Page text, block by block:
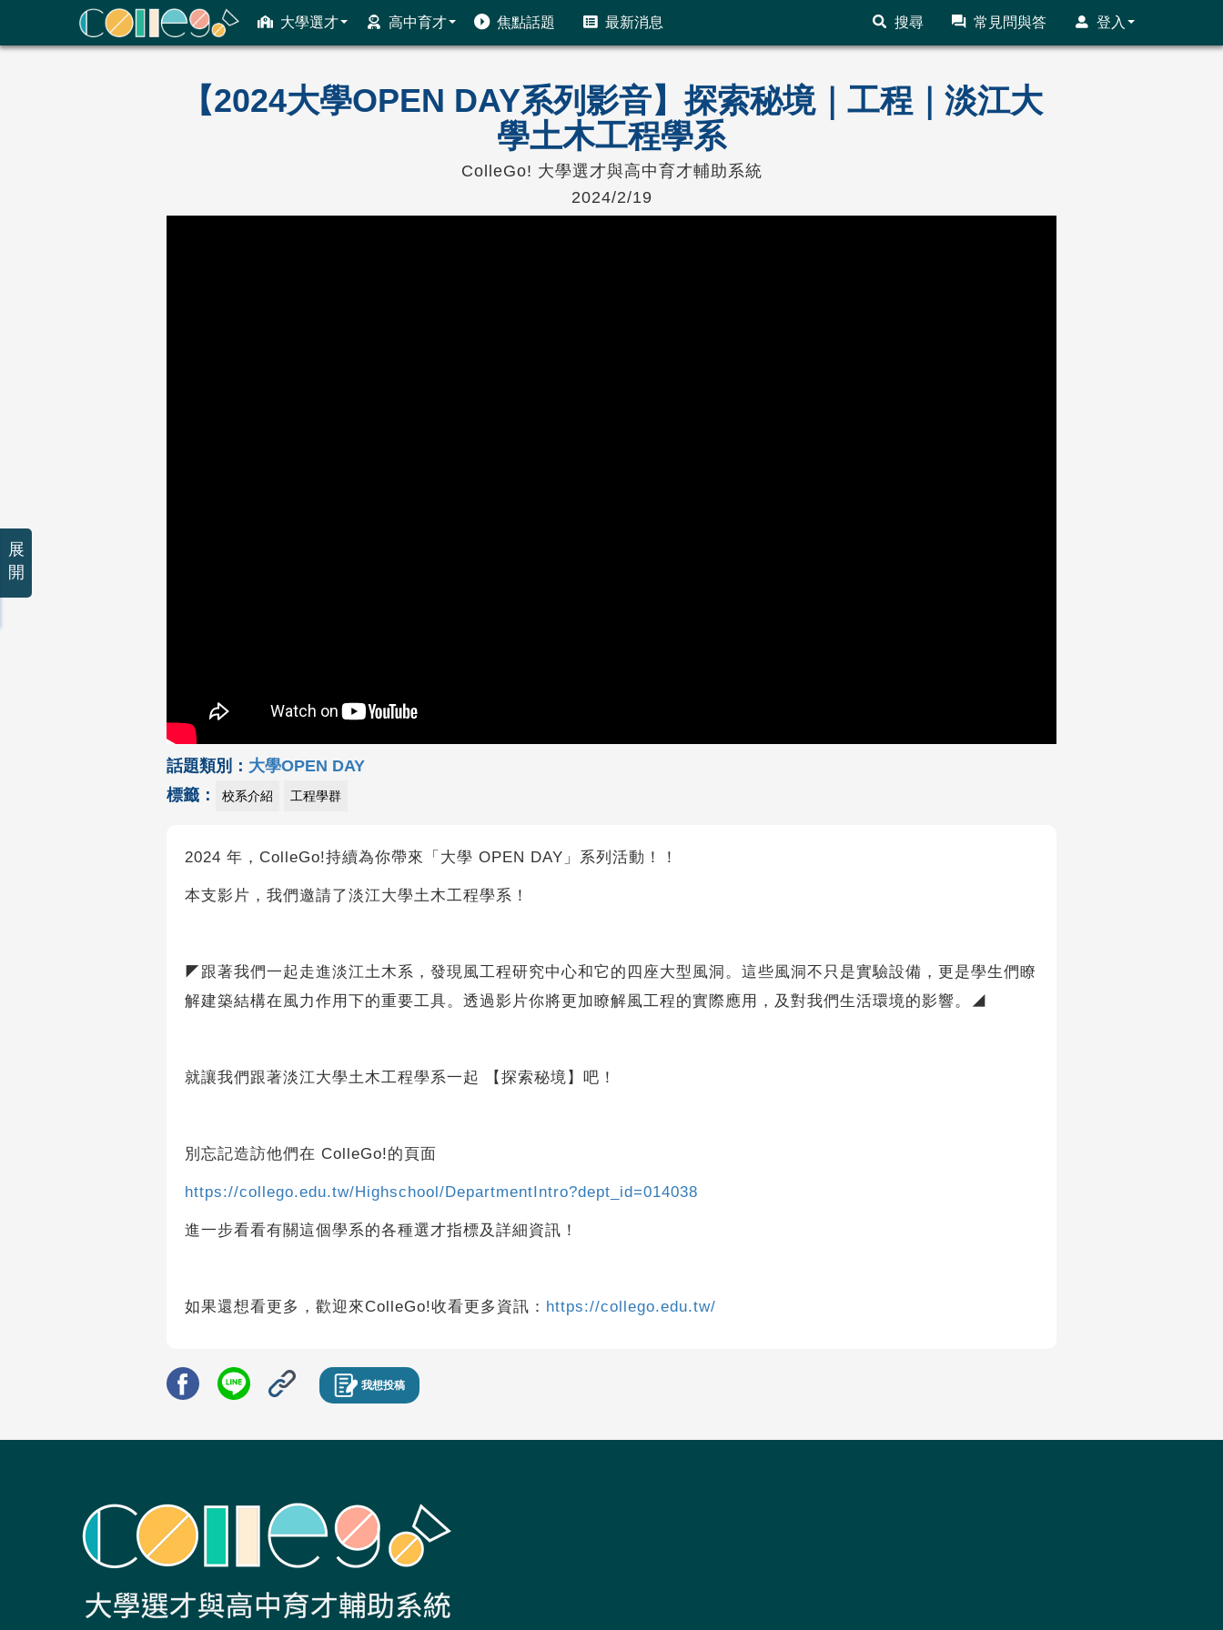
大學選才 高中育才 焦點話題 最新消息 搜尋 常見問與答 登入
ColleGo! 大學選才與高中育才輔助系統
【2024大學OPEN DAY系列影音】探索秘境｜工程｜淡江大
學土木工程學系
ColleGo! 大學選才與高中育才輔助系統
2024/2/19
話題類別： 大學OPEN DAY
標籤：
校系介紹 工程學群
2024 年，ColleGo!持續為你帶來「大學 OPEN DAY」系列活動！！
本支影片，我們邀請了淡江大學土木工程學系！
◤跟著我們一起走進淡江土木系，發現風工程研究中心和它的四座大型風洞。這些風洞不只是實驗設備，更是學生們瞭
解建築結構在風力作用下的重要工具。透過影片你將更加瞭解風工程的實際應用，及對我們生活環境的影響。◢
就讓我們跟著淡江大學土木工程學系一起 【探索秘境】吧！
別忘記造訪他們在 ColleGo!的頁面
https://collego.edu.tw/Highschool/DepartmentIntro?dept_id=014038
進一步看看有關這個學系的各種選才指標及詳細資訊！
如果還想看更多，歡迎來ColleGo!收看更多資訊： https://collego.edu.tw/
我想投稿
展
開